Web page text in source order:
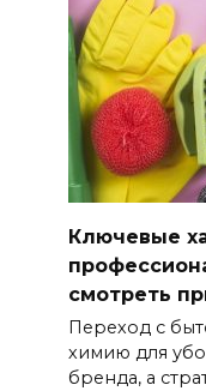
Ключевые
смотреть
Переход с
химию для
бренда, а